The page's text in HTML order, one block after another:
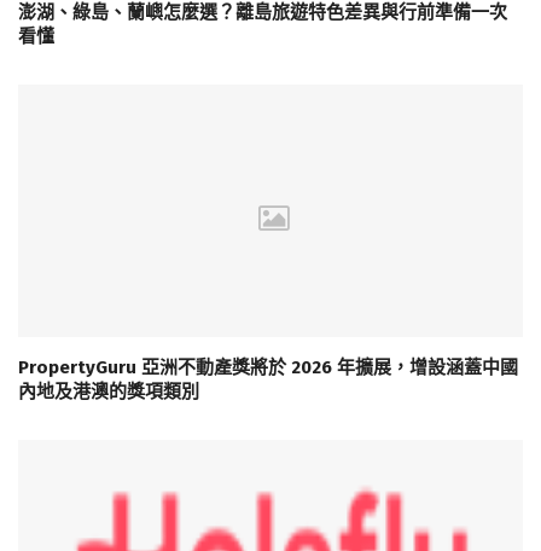
澎湖、綠島、蘭嶼怎麼選？離島旅遊特色差異與行前準備一次
看懂
PropertyGuru 亞洲不動產獎將於 2026 年擴展，增設涵蓋中國
內地及港澳的獎項類別